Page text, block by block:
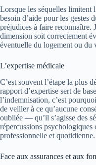
Lorsque les séquelles limitent
besoin d’aide pour les gestes
préjudices à faire reconnaître.
dimension soit correctement
éventuelle du logement ou du
L’expertise médicale
C’est souvent l’étape la plus
rapport d’expertise sert de
l’indemnisation, c’est
de veiller à ce qu’aucune
oubliée — qu’il s’agisse des
répercussions psychologiques
professionnelle et quotidienne.
Face aux assurances et aux